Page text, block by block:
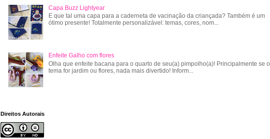
Capa Buzz Lightyear
E que tal uma capa para a caderneta de vacinação da criançada? Também é um
ótimo presente! Totalmente personalizável: temas, cores, nom...
Enfeite Galho com flores
Olha que enfeite bacana para o quarto de seu(a) pimpolho(a)! Principalmente se o
tema for jardim ou flores, nada mais divertido! Inform...
Direitos Autorais